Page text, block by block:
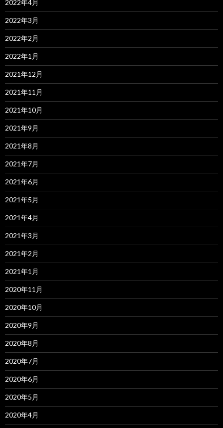
2022年4月
2022年3月
2022年2月
2022年1月
2021年12月
2021年11月
2021年10月
2021年9月
2021年8月
2021年7月
2021年6月
2021年5月
2021年4月
2021年3月
2021年2月
2021年1月
2020年11月
2020年10月
2020年9月
2020年8月
2020年7月
2020年6月
2020年5月
2020年4月